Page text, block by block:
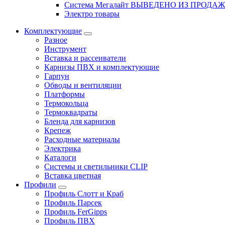
Система Мегалайт ВЫВЕДЕНО ИЗ
Электро товары
Комплектующие
Разное
Инструмент
Вставка и рассеиватели
Карнизы ПВХ и комплектующие
Гарпун
Обводы и вентиляции
Платформы
Термокольца
Термоквадраты
Бленда для карнизов
Крепеж
Расходные материалы
Электрика
Каталоги
Системы и светильники CLIP
Вставка цветная
Профили
Профиль Слотт и Краб
Профиль Парсек
Профиль FerGipps
Профиль ПВХ